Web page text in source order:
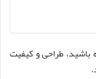
باشید، طراحی و کیفیت